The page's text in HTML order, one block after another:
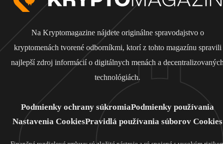
Na Kryptomagazine nájdete originálne spravodajstvo o
kryptomenách tvorené odborníkmi, ktorí z tohto magazínu spravili
najlepší zdroj informácií o digitálnych menách a
technológiách.
Podmienky ochrany súkromiaPodmienky používania
Nastavenia CookiesPravidlá používania súborov Cookies